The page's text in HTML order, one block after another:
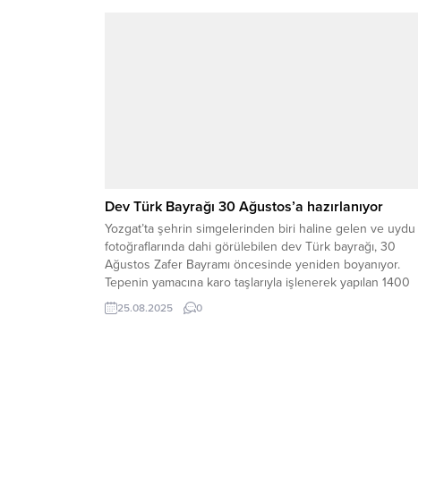
Dev Türk Bayrağı 30 Ağustos’a hazırlanıyor
Yozgat’ta şehrin simgelerinden biri haline gelen ve uydu
fotoğraflarında dahi görülebilen dev Türk bayrağı, 30
Ağustos Zafer Bayramı öncesinde yeniden boyanıyor.
Tepenin yamacına karo taşlarıyla işlenerek yapılan 1400
metrekarelik bayrak, renginin zamanla solması nedeniyle
Yozgat Belediyesi, Bayern Yozgat Dernekler Birliği ve
25.08.2025 0